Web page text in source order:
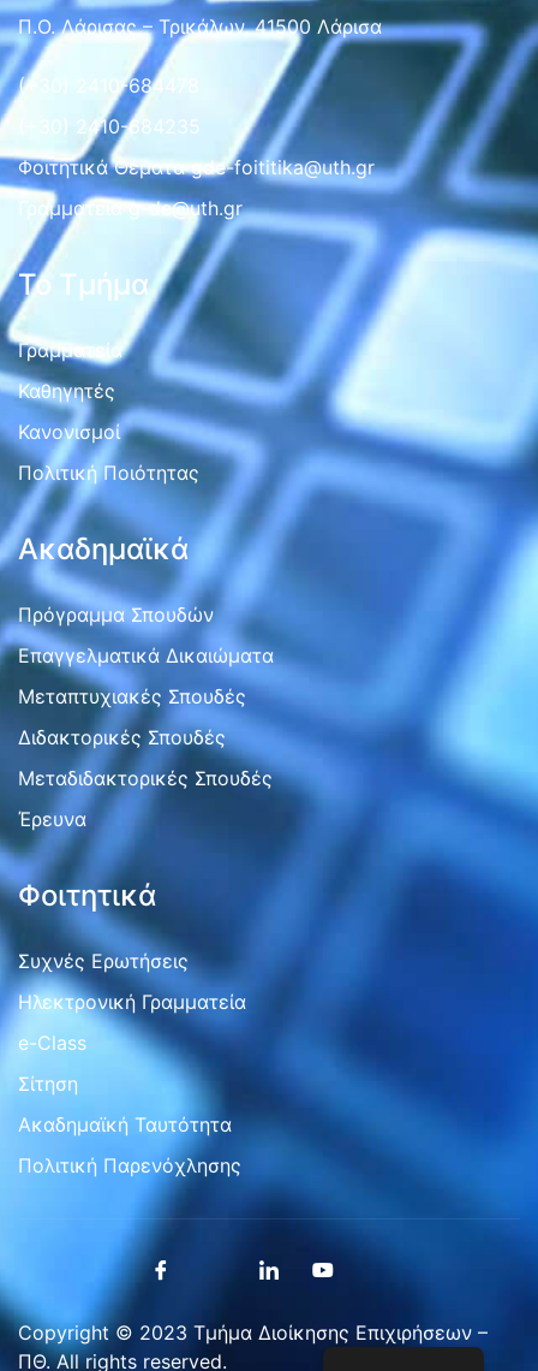
Π.Ο. Λάρισας – Τρικάλων, 41500 Λάρισα
(+30) 2410-684478
(+30) 2410-684235
Φοιτητικά Θέματα gde-foititika@uth.gr
Γραμματεια g-de@uth.gr
Το Τμήμα
Γραμματεία
Καθηγητές
Κανονισμοί
Πολιτική Ποιότητας
Ακαδημαϊκά
Πρόγραμμα Σπουδών
Επαγγελματικά Δικαιώματα
Μεταπτυχιακές Σπουδές
Διδακτορικές Σπουδές
Μεταδιδακτορικές Σπουδές
Έρευνα
Φοιτητικά
Συχνές Ερωτήσεις
Ηλεκτρονική Γραμματεία
e-Class
Σίτηση
Ακαδημαϊκή Ταυτότητα
Πολιτική Παρενόχλησης
Copyright © 2023 Τμήμα Διοίκησης Επιχιρήσεων –
ΠΘ. All rights reserved.